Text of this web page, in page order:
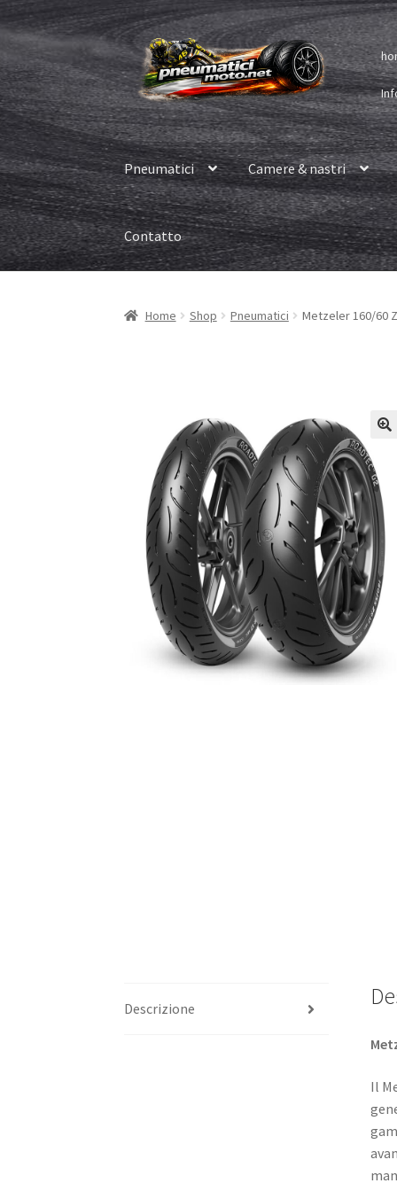
Vai
alla
navigazione
Vai
al
contenuto
Pneumatici Camere & nastri
Contatto
Home Shop Pneumatici Metzeler 160/60
Descrizione
Il